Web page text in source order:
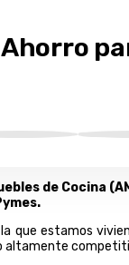
de Cocina
que estamos
altamente